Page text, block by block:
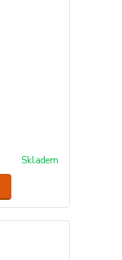
Skladem